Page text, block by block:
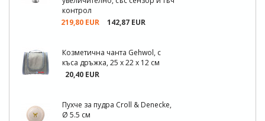
контрол
219,80 EUR
142,87 EUR
Козметична чанта Gehwol, с
къса дръжка, 25 х 22 х 12 см
20,40 EUR
Пухче за пудра Croll & Denecke,
Ø 5.5 см